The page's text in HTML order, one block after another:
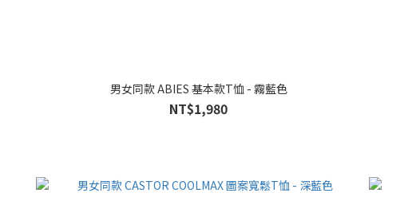
男女同款 ABIES 基本款T恤 - 霧藍色
NT$1,980